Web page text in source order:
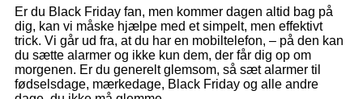
Er du Black Friday fan, men kommer dagen altid bag på
dig, kan vi måske hjælpe med et simpelt, men effektivt
trick. Vi går ud fra, at du har en mobiltelefon, – på den kan
du sætte alarmer og ikke kun dem, der får dig op om
morgenen. Er du generelt glemsom, så sæt alarmer til
fødselsdage, mærkedage, Black Friday og alle andre